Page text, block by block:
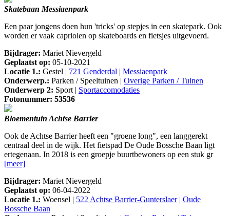
Skatebaan Messiaenpark
Een paar jongens doen hun 'tricks' op stepjes in een skatepark. Ook
worden er vaak capriolen op skateboards en fietsjes uitgevoerd.
Bijdrager: Mariet Nievergeld
Geplaatst op: 05-10-2021
Locatie 1.: Gestel | 721 Genderdal | Messiaenpark
Onderwerp.: Parken / Speeltuinen | Overige Parken / Tuinen
Onderwerp 2: Sport | Sportaccomodaties
Fotonummer: 53536
Bloementuin Achtse Barrier
Ook de Achtse Barrier heeft een "groene long", een langgerekt
centraal deel in de wijk. Het fietspad De Oude Bossche Baan ligt
ertegenaan. In 2018 is een groepje buurtbewoners op een stuk gr
[meer]
Bijdrager: Mariet Nievergeld
Geplaatst op: 06-04-2022
Locatie 1.: Woensel | 522 Achtse Barrier-Gunterslaer| Oude
Bossche Baan